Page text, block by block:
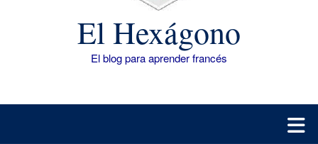
El Hexágono
El blog para aprender francés